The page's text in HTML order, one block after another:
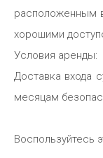
расположенным
хорошими
Условия аренды:
Доставка входа
месяцам
Воспользуйтесь